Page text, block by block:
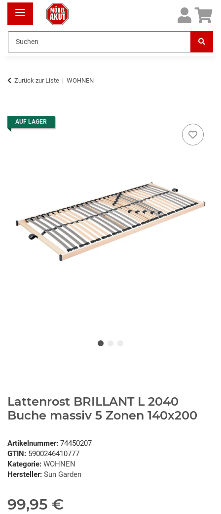
Zurück zur Liste WOHNEN
AUF LAGER
Lattenrost BRILLANT L 2040
Buche massiv 5 Zonen 140x200
Artikelnummer: 74450207
GTIN: 5900246410777
Kategorie: WOHNEN
Hersteller: Sun Garden
99,95 €